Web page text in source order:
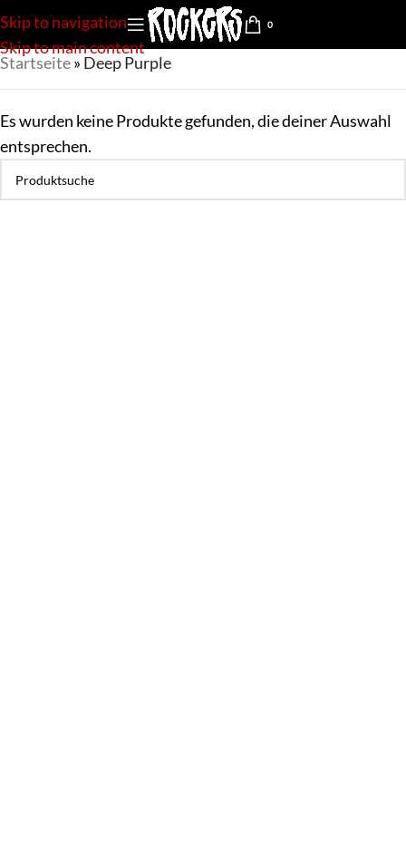
Skip to navigation
Skip to main content
0
Startseite» Deep Purple
Es wurden keine Produkte gefunden, die deiner Auswahl
entsprechen.